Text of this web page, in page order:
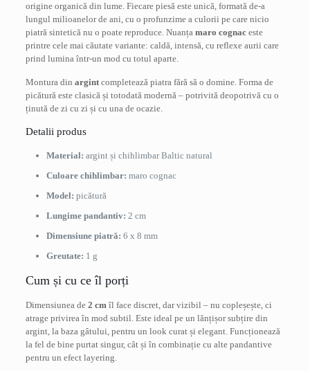
origine organică din lume. Fiecare piesă este unică, formată de-a
lungul milioanelor de ani, cu o profunzime a culorii pe care nicio
piatră sintetică nu o poate reproduce. Nuanța maro cognaceste
printre cele mai căutate variante: caldă, intensă, cu reflexe aurii care
prind lumina într-un mod cu totul aparte.
Montura din argintcompletează piatra fără să o domine. Forma de
picătură este clasică și totodată modernă – potrivită deopotrivă cu o
ținută de zi cu zi și cu una de ocazie.
Detalii produs
Material: argint și chihlimbar Baltic natural
Culoare chihlimbar: maro cognac
Model: picătură
Lungime pandantiv: 2 cm
Dimensiune piatră: 6 x 8 mm
Greutate: 1 g
Cum și cu ce îl porți
Dimensiunea de 2 cmîl face discret, dar vizibil – nu copleșește, ci
atrage privirea în mod subtil. Este ideal pe un lănțișor subțire din
argint, la baza gâtului, pentru un look curat și elegant. Funcționează
la fel de bine purtat singur, cât și în combinație cu alte pandantive
pentru un efect layering.